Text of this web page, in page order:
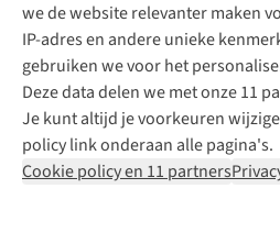
we de website relevanter maken
IP-adres en andere unieke
gebruiken we voor het
Deze data delen we met onze 11
Je kunt altijd je voorkeuren
policy link onderaan alle pagina's.
Cookie policy en 11 partners